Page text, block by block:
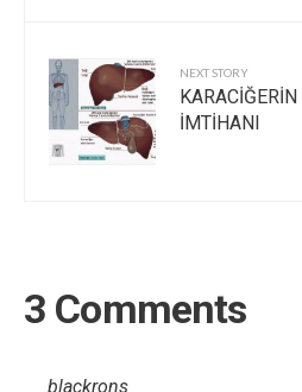
NEXT STORY
İMTİHANI
3 Comments
blackrons